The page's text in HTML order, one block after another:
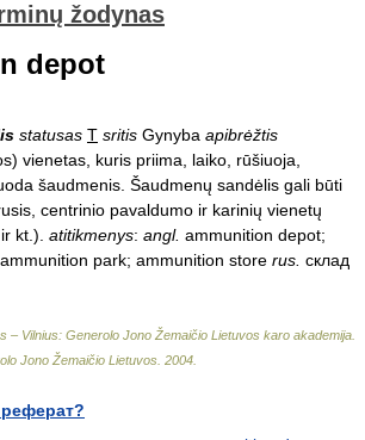
žodynas
depot
statusas T sritis Gynyba apibrėžtis
vienetas, kuris priima, laiko, rūšiuoja,
šaudmenis. Šaudmenų sandėlis gali būti
centrinio pavaldumo ir karinių vienetų
kt.). atitikmenys: angl. ammunition depot;
park; ammunition store rus. склад
– Vilnius: Generolo Jono Žemaičio Lietuvos karo akademija
Jono Žemaičio Lietuvos 2004